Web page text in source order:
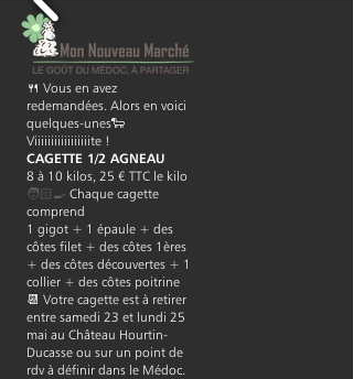
🍴 Vous en avez
redemandées. Alors en voici
quelques-unes🐑
Viiiiiiiiiiiiiiiiite !
CAGETTE 1/2 AGNEAU
8 à 10 kilos, 25 € TTC le kilo
🧑🏻‍🍳 Chaque cagette
comprend
1 gigot + 1 épaule + des
côtes filet + des côtes 1ères
+ des côtes découvertes + 1
collier + des côtes poitrine
📆 Votre cagette est à retirer
entre samedi 23 et lundi 25
mai au Château Hourtin-
Ducasse ou sur un point de
rdv à définir dans le Médoc.